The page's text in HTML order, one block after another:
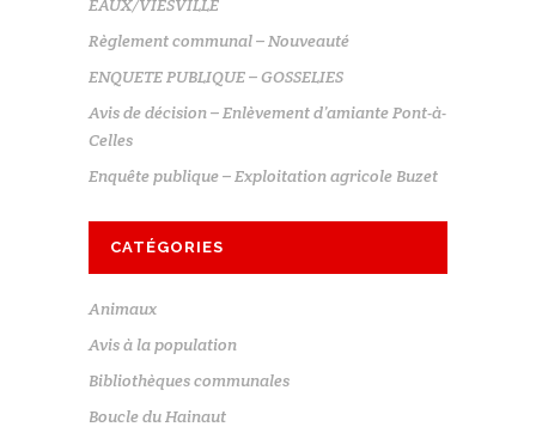
EAUX/VIESVILLE
Règlement communal – Nouveauté
ENQUETE PUBLIQUE – GOSSELIES
Avis de décision – Enlèvement d’amiante Pont-à-
Celles
Enquête publique – Exploitation agricole Buzet
CATÉGORIES
Animaux
Avis à la population
Bibliothèques communales
Boucle du Hainaut